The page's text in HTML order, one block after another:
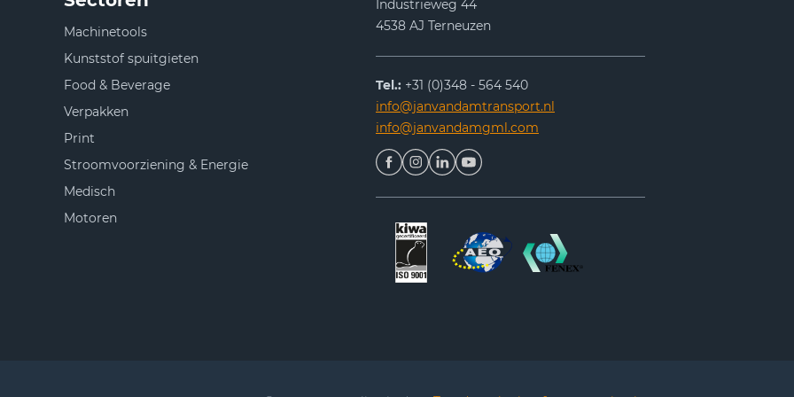
Machinetools
Kunststof spuitgieten
Food & Beverage
Verpakken
Print
Stroomvoorziening & Energie
Medisch
Motoren
Industrieweg 44
4538 AJ Terneuzen
Tel.: +31 (0)348 - 564 540
info@janvandamtransport.nl
info@janvandamgml.com